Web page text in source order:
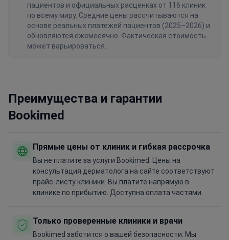
пациентов и официальных расценках от 116 клиник
по всему миру. Средние цены рассчитываются на
основе реальных платежей пациентов (2025–2026) и
обновляются ежемесячно. Фактическая стоимость
может варьироваться.
Преимущества и гарантии
Bookimed
Прямые цены от клиник и гибкая рассрочка
Вы не платите за услуги Bookimed. Цены на
консультация дерматолога на сайте соответствуют
прайс-листу клиники. Вы платите напрямую в
клинике по прибытию. Доступна оплата частями.
Только проверенные клиники и врачи
Bookimed заботится о вашей безопасности. Мы